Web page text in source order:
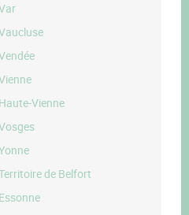
Vienne
de Belfort